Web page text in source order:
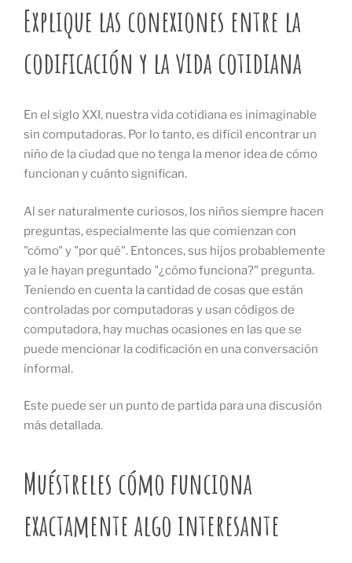
Explique las conexiones entre la
codificación y la vida cotidiana
En el siglo XXI, nuestra vida cotidiana es inimaginable
sin computadoras. Por lo tanto, es difícil encontrar un
niño de la ciudad que no tenga la menor idea de cómo
funcionan y cuánto significan.
Al ser naturalmente curiosos, los niños siempre hacen
preguntas, especialmente las que comienzan con
"cómo" y "por qué". Entonces, sus hijos probablemente
ya le hayan preguntado "¿cómo funciona?" pregunta.
Teniendo en cuenta la cantidad de cosas que están
controladas por computadoras y usan códigos de
computadora, hay muchas ocasiones en las que se
puede mencionar la codificación en una conversación
informal.
Este puede ser un punto de partida para una discusión
más detallada.
Muéstreles cómo funciona
exactamente algo interesante